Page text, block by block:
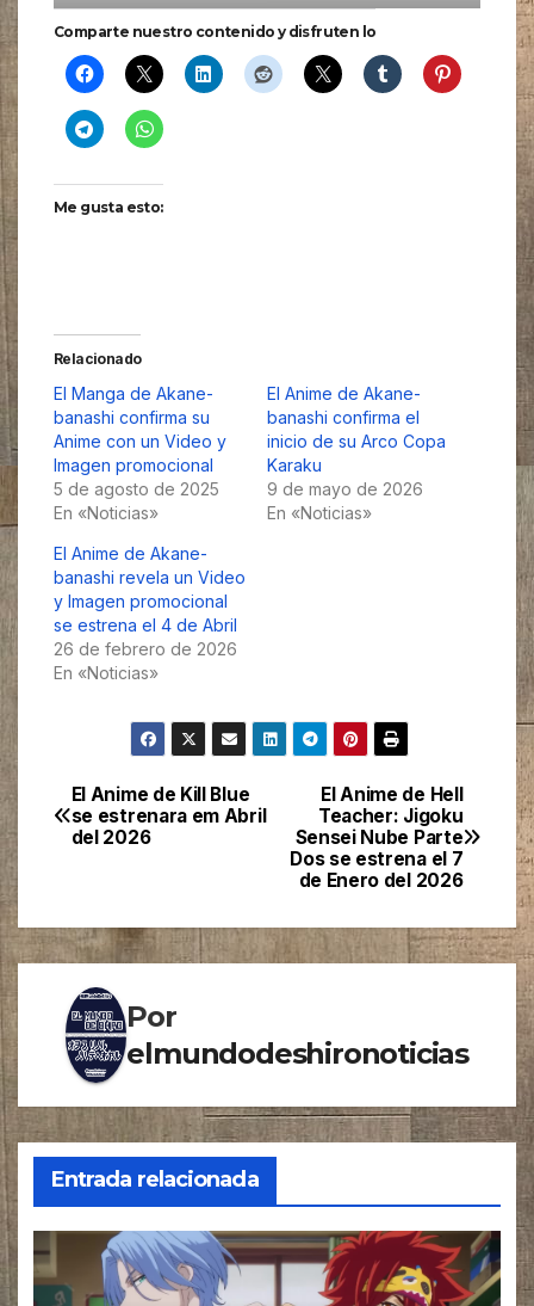
Comparte nuestro contenido y disfruten lo
Me gusta esto:
Relacionado
El Manga de Akane-
banashi confirma su
Anime con un Video y
Imagen promocional
5 de agosto de 2025
En «Noticias»
El Anime de Akane-
banashi confirma el
inicio de su Arco Copa
Karaku
9 de mayo de 2026
En «Noticias»
El Anime de Akane-
banashi revela un Video
y Imagen promocional
se estrena el 4 de Abril
26 de febrero de 2026
En «Noticias»
Navegación
de
El Anime de Hell
Teacher: Jigoku
Sensei Nube Parte
Dos se estrena el 7
de Enero del 2026
El Anime de Kill Blue
se estrenara em Abril
del 2026
Por
elmundodeshironoticias
Entrada relacionada